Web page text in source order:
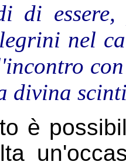
di essere,
nel
divina
è